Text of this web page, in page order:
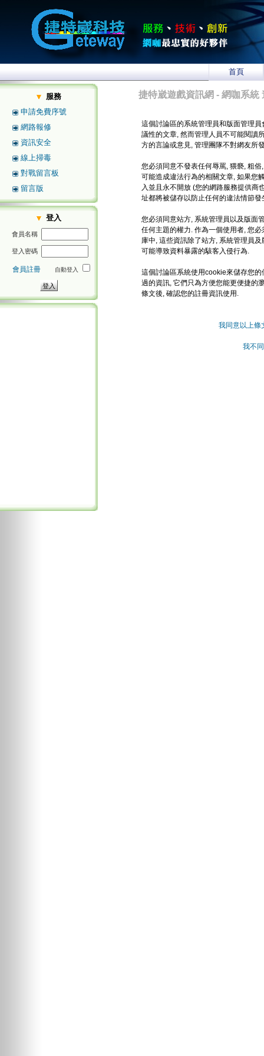
首頁
服務
申請免費序號
網路報修
資訊安全
線上掃毒
對戰留言板
留言版
登入
會員名稱
登入密碼
會員註冊 自動登入
捷特崴遊戲資訊網 - 網咖系統
這個討論區的系統管理員和版面管理
議性的文章, 然而管理人員不可能閱讀
方的言論或意見, 管理團隊不對網友所
您必須同意不發表任何辱罵, 猥褻, 粗
可能造成違法行為的相關文章, 如果您
入並且永不開放 (您的網路服務提供商
址都將被儲存以防止任何的違法情節發
您必須同意站方, 系統管理員以及版面
任何主題的權力. 作為一個使用者, 您
庫中, 這些資訊除了站方, 系統管理員
可能導致資料暴露的駭客入侵行為.
這個討論區系統使用cookie來儲存您
過的資訊, 它們只為方便您能更便捷的
條文後, 確認您的註冊資訊使用.
我同意以上條
我不